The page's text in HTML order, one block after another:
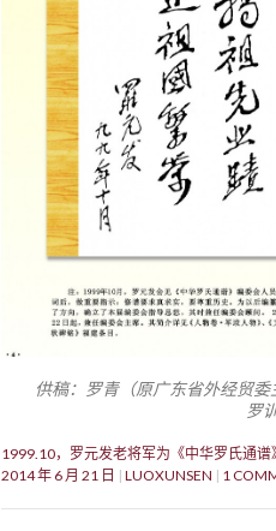
供稿：罗青（原广东省外经贸
罗
1999.10，罗元发老将军为《中华罗氏通谱
2014 年 6 月 21 日
LUOXUNSEN 1